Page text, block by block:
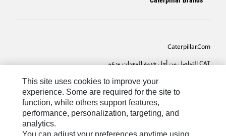
Caterpillar.com
CAT التواصل من أجل خدمة المعدات ودعم
تفضيلات التسويق الخاصة بي
خريطة الموقع
Cookie Settings
This site uses cookies to improve your
experience. Some are required for the site to
function, while others support features,
performance, personalization, targeting, and
analytics.
You can adjust your preferences anytime using